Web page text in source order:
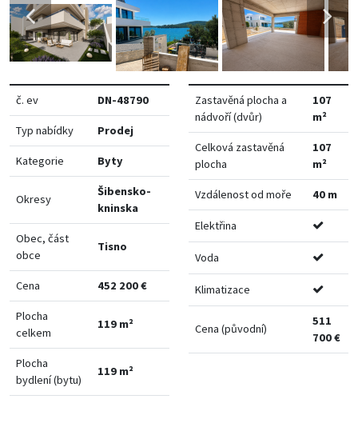
č. ev DN-48790
Typ nabídky Prodej
Kategorie Byty
Okresy
Šibensko-
kninska
Obec, část
obce
Tisno
Cena 452 200 €
Plocha
celkem
119 m²
Plocha
bydlení (bytu)
119 m²
Zastavěná plocha a
nádvoří (dvůr)
107
m²
Celková zastavěná
plocha
107
m²
Vzdálenost od moře 40 m
Elektřina
Voda
Klimatizace
Cena (původní)
511
700 €